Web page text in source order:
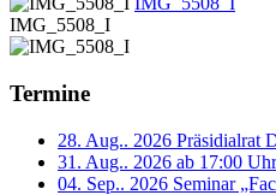
IMG_5508_I
Termine
28. Aug.. 2026 Präsidialrat
31. Aug.. 2026 ab 17:00 Uhr
04. Sep.. 2026 Seminar